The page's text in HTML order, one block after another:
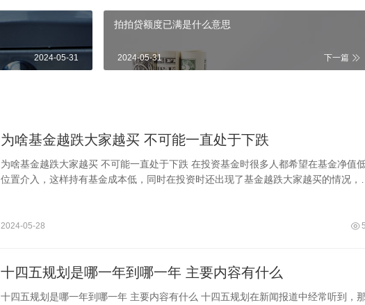
2024-05-31
拍拍贷额度已满是什么意思
2024-05-31 下一篇
为啥基金越跌大家越买 不可能一直处于下跌
为啥基金越跌大家越买 不可能一直处于下跌 在投资基金时很多人都希望在基金净值
位置介入，这样持有基金成本低，同时在投资时还出现了基金越跌大家越买的情况，为
2024-05-28
十四五规划是哪一年到哪一年 主要内容有什么
十四五规划是哪一年到哪一年 主要内容有什么 十四五规划在新闻报道中经常听到，那么